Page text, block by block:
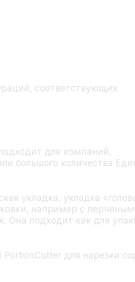
соответствующих
для компаний,
большого количества
укладка, укладка
например с
Она подходит как для
для нарезки